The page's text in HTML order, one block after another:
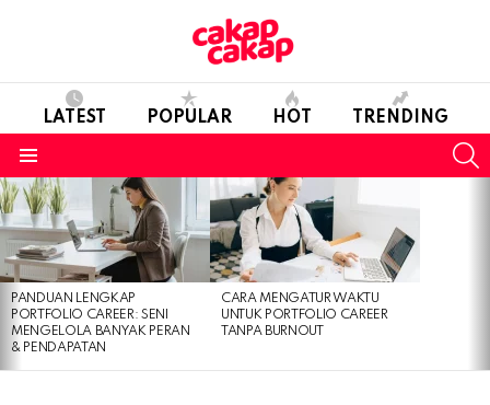
LATEST POPULAR HOT TRENDING
LATEST
STORIES
PANDUAN LENGKAP
PORTFOLIO CAREER: SENI
MENGELOLA BANYAK PERAN
& PENDAPATAN
CARA MENGATUR WAKTU
UNTUK PORTFOLIO CAREER
TANPA BURNOUT